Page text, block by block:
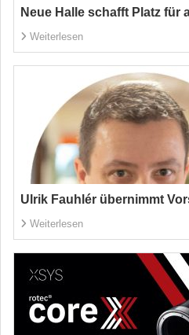
Neue Halle schafft Platz für
Weiterlesen
Ulrik Fauhlér übernimmt
Weiterlesen